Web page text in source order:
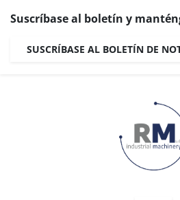
Suscríbase al boletín y
SUSCRÍBASE AL BOLETÍN DE